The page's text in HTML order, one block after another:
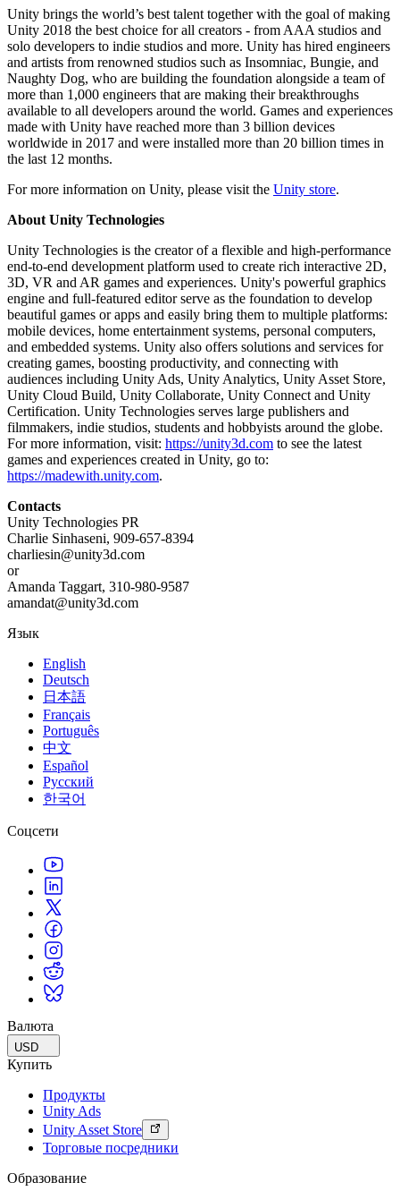
Unity brings the world’s best talent together with the goal of making
Unity 2018 the best choice for all creators - from AAA studios and
solo developers to indie studios and more. Unity has hired engineers
and artists from renowned studios such as Insomniac, Bungie, and
Naughty Dog, who are building the foundation alongside a team of
more than 1,000 engineers that are making their breakthroughs
available to all developers around the world. Games and experiences
made with Unity have reached more than 3 billion devices
worldwide in 2017 and were installed more than 20 billion times in
the last 12 months.
For more information on Unity, please visit the Unity store.
About Unity Technologies
Unity Technologies is the creator of a flexible and high-performance
end-to-end development platform used to create rich interactive 2D,
3D, VR and AR games and experiences. Unity's powerful graphics
engine and full-featured editor serve as the foundation to develop
beautiful games or apps and easily bring them to multiple platforms:
mobile devices, home entertainment systems, personal computers,
and embedded systems. Unity also offers solutions and services for
creating games, boosting productivity, and connecting with
audiences including Unity Ads, Unity Analytics, Unity Asset Store,
Unity Cloud Build, Unity Collaborate, Unity Connect and Unity
Certification. Unity Technologies serves large publishers and
filmmakers, indie studios, students and hobbyists around the globe.
For more information, visit: https://unity3d.com to see the latest
games and experiences created in Unity, go to:
https://madewith.unity.com.
Contacts
Unity Technologies PR
Charlie Sinhaseni, 909-657-8394
charliesin@unity3d.com
or
Amanda Taggart, 310-980-9587
amandat@unity3d.com
Язык
English
Deutsch
日本語
Français
Português
中文
Español
Русский
한국어
Соцсети
Валюта
USD
Купить
Продукты
Unity Ads
Unity Asset Store
Торговые посредники
Образование